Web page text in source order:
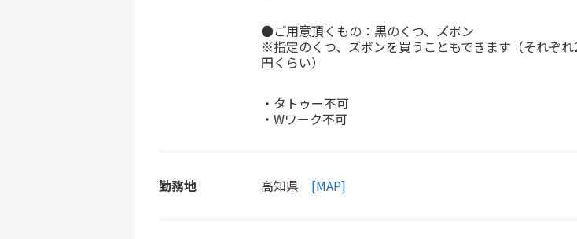
●ご用意頂くもの：黒のくつ、ズボン
※指定のくつ、ズボンを買うこともできます（それぞ
円くらい）
・タトゥー不可
・Wワーク不可
勤務地 高知県 [MAP]